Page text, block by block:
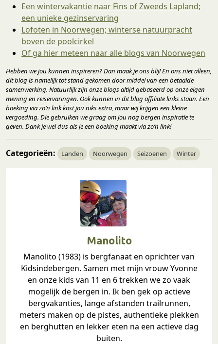
Een wintervakantie naar Fins of Zweeds Lapland;
een unieke gezinservaring
Lofoten in Noorwegen; winterse natuurpracht
boven de poolcirkel
Of ga hier meteen naar alle blogs van Noorwegen
Hebben we jou kunnen inspireren? Dan maak je ons blij! En ons niet alleen,
dit blog is namelijk tot stand gekomen door middel van een betaalde
samenwerking. Natuurlijk zijn onze blogs altijd gebaseerd op onze eigen
mening en reiservaringen. Ook kunnen in dit blog affiliate links staan. Een
boeking via zo’n link kost jou niks extra, maar wij krijgen een kleine
vergoeding. Die gebruiken we graag om jou nog bergen inspiratie te
geven. Dank je wel dus als je een boeking maakt via zo’n link!
Categorieën: Landen Noorwegen Seizoenen Winter
Manolito
Manolito (1983) is bergfanaat en oprichter van
Kidsindebergen. Samen met mijn vrouw Yvonne
en onze kids van 11 en 6 trekken we zo vaak
mogelijk de bergen in. Ik ben gek op actieve
bergvakanties, lange afstanden trailrunnen,
meters maken op de pistes, authentieke plekken
en berghutten en lekker eten na een actieve dag
buiten.